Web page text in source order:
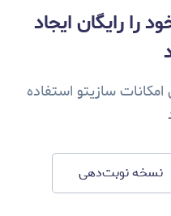
را رایگان ایجاد
امکانات سازیتو استفاده
نسخه نوبت‌دهی